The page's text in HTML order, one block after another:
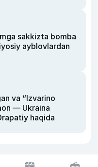
sakkizta bomba
ayblovlardan
va “Izvarino
— Ukraina
haqida